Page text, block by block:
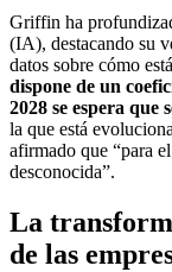
Griffin ha
(IA), destacando su
datos sobre cómo
dispone de un
2028 se espera que
la que está
afirmado que “para
desconocida”.
La
de las